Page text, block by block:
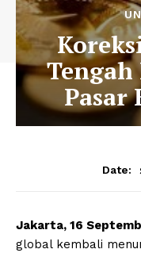
Pasar
Date:
Jakarta, 16
global kembali